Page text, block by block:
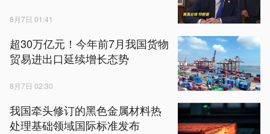
8月7日 01:41
超30万亿元！今年前7月我国货物
贸易进出口延续增长态势
8月7日 02:30
我国牵头修订的黑色金属材料热
处理基础领域国际标准发布